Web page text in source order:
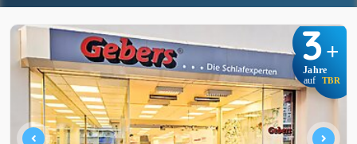
3+
Jahre
auf TBR